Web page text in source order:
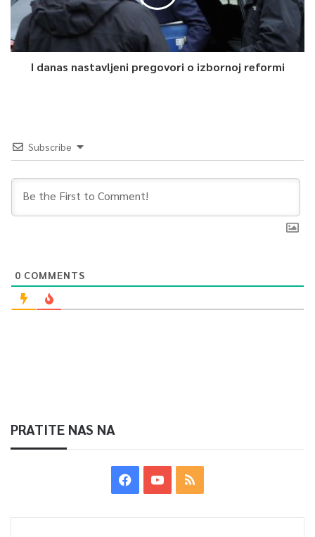
I danas nastavljeni pregovori o izbornoj reformi
Subscribe
0 COMMENTS
PRATITE NAS NA